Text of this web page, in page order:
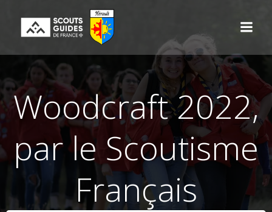
Woodcraft 2022,
par le Scoutisme
Français